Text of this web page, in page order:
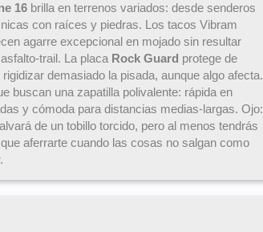
16brilla en terrenos variados: desde senderos
con raíces y piedras. Los tacos Vibram
agarre excepcional en mojado sin resultar
trail. La placa Rock Guard protege de
demasiado la pisada, aunque algo afecta.
buscan una zapatilla polivalente: rápida en
y cómoda para distancias medias-largas. Ojo:
de un tobillo torcido, pero al menos tendrás
aferrarte cuando las cosas no salgan como